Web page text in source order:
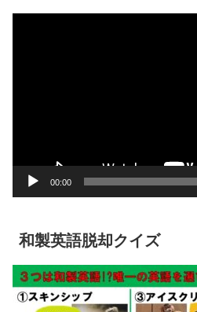
00:00
和製英語脱却クイズ